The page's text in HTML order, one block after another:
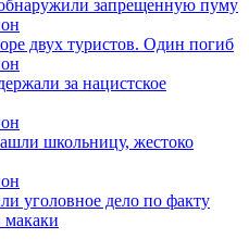
запрещенную пуму
двух туристов. Один погиб
за нацистское
школьницу, жестоко
уголовное дело по факту
макаки